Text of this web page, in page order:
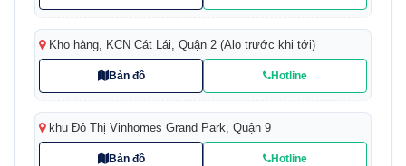
Kho hàng, KCN Cát Lái, Quận 2 (Alo trước khi tới)
Bản đồ Hotline
khu Đô Thị Vinhomes Grand Park, Quận 9
Bản đồ Hotline